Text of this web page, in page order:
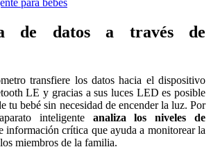
de datos a través de
transfiere los datos hacia el dispositivo
LE y gracias a sus luces LED es posible
tu bebé sin necesidad de encender la luz. Por
inteligente analiza los niveles de
información crítica que ayuda a monitorear la
miembros de la familia.